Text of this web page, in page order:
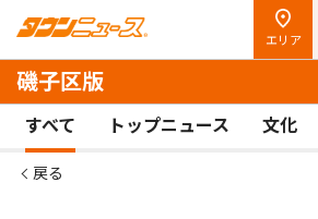
エリア
磯子区版
すべて トップニュース 文化
戻る